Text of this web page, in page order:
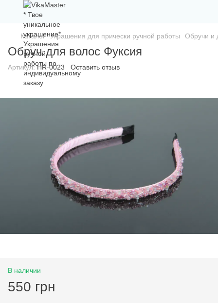
Каталог Украшения для прически ручной работы Обручи и
Обруч для волос Фуксия
Артикул:HR-0023 Оставить отзыв
В наличии
550 грн